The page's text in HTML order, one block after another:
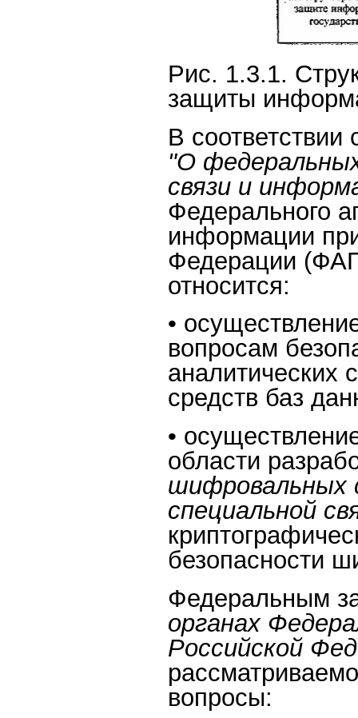
Рис. 1.3.1.
защиты
В
"О
связи и
Федерального
информации
Федерации
относится:
•
вопросам
аналитических
средств баз
•
области
шифровальных
специальной
безопасности
Федеральным
органах
Российской
вопросы: